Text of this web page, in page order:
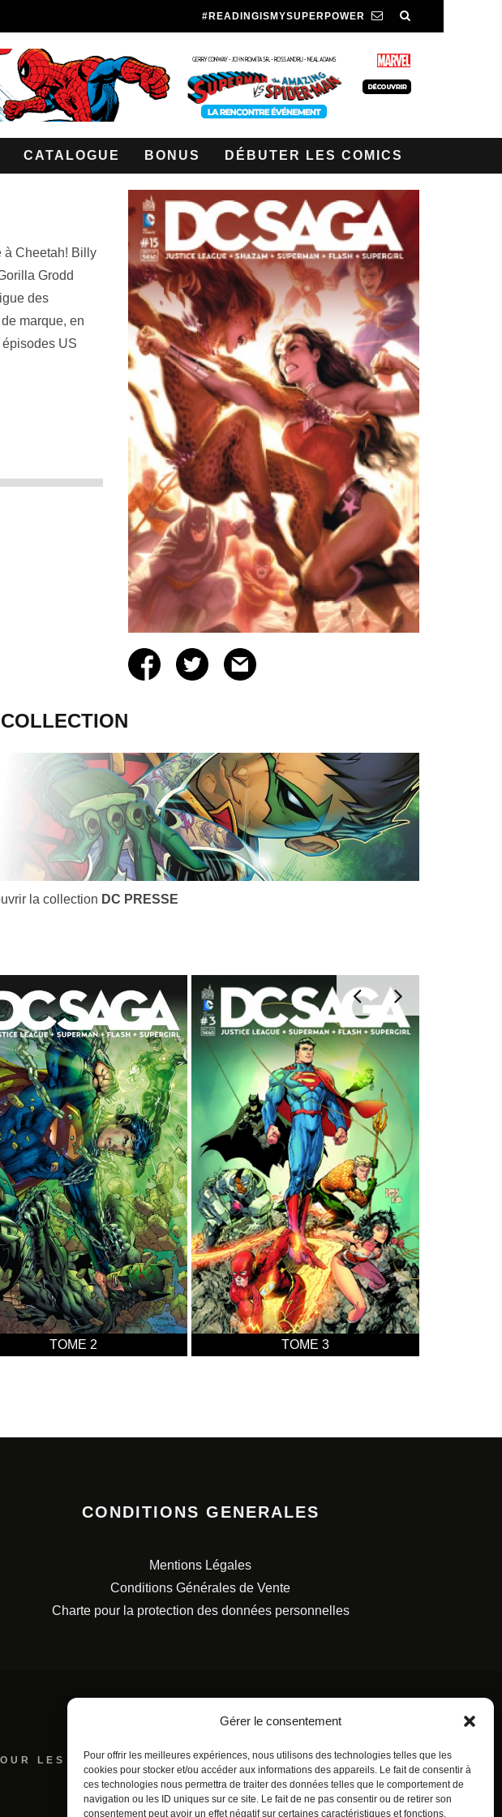
Gérer le consentement
Pour offrir les meilleures expériences, nous utilisons des technologies telles que les
cookies pour stocker et/ou accéder aux informations des appareils. Le fait de consentir à
ces technologies nous permettra de traiter des données telles que le comportement de
navigation ou les ID uniques sur ce site. Le fait de ne pas consentir ou de retirer son
consentement peut avoir un effet négatif sur certaines caractéristiques et fonctions.
#READINGISMYSUPERPOWER
CATALOGUE BONUS DÉBUTER LES COMICS
à Cheetah! Billy
Grodd
des
marque, en
US
la collection DC PRESSE
TOME 6 TOME 7
CONDITIONS GENERALES
Mentions Légales
Conditions Générales de Vente
Charte pour la protection des données personnelles
LES ÉDITIONS FRANÇAISES.